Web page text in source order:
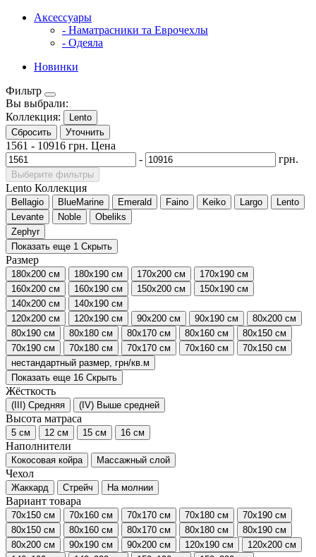
Аксессуары
- Наматрасники та Еврочехлы
- Одеяла
Новинки
Фильтр
Вы выбрали:
Коллекция:
Lento
Сбросить
Уточнить
1561 - 10916 грн. Цена
-
грн.
Выберите фильтры
Lento Коллекция
Bellagio BlueMarine Emerald Faino Keiko Largo
Lento
Levante
Noble
Obeliks
Zephyr
Показать еще 1 Скрыть
Размер
180x200 см 180x190 см 170x200 см
170x190 см
160x200 см
160x190 см 150x200 см
150x190 см
140x200 см
140x190 см
120x200 см
120x190 см 90x200 см 90x190 см
80x200 см
80x190 см
80x180 см 80x170 см 80x160 см
80x150 см
70x190 см
70x180 см 70x170 см 70x160 см
70x150 см
нестандартный размер, грн/кв.м
Показать еще 16 Скрыть
Жёсткость
(III) Средняя (IV) Выше средней
Высота матраса
5 см 12 см 15 см 16 см
Наполнители
Кокосовая койра Массажный слой
Чехол
Жаккард Стрейч На молнии
Вариант товара
70x150 см 70x160 см 70x170 см 70x180 см
70x190 см
80x150 см
80x160 см 80x170 см 80x180 см
80x190 см
80x200 см
90x190 см 90x200 см 120x190 см
120x200 см